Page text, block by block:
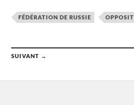
FÉDÉRATION DE RUSSIE
SUIVANT →